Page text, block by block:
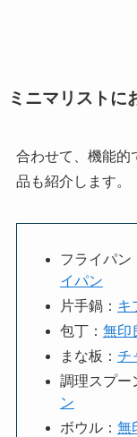
ミニマリストに
合わせて、機能的
品も紹介します。
フライパン
イパン
片手鍋： キ
包丁： 無印
まな板： チ
調理スプー
ン
ボウル： 無